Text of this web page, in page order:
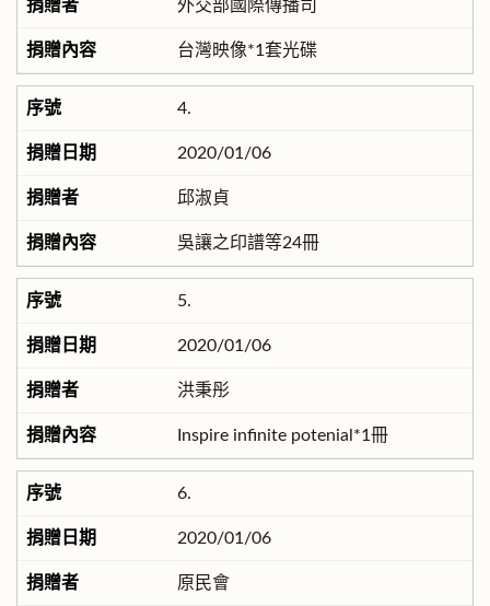
外交部國際傳播司
台灣映像*1套光碟
4.
2020/01/06
邱淑貞
吳讓之印譜等24冊
5.
2020/01/06
洪秉彤
Inspire infinite potenial*1冊
6.
2020/01/06
原民會